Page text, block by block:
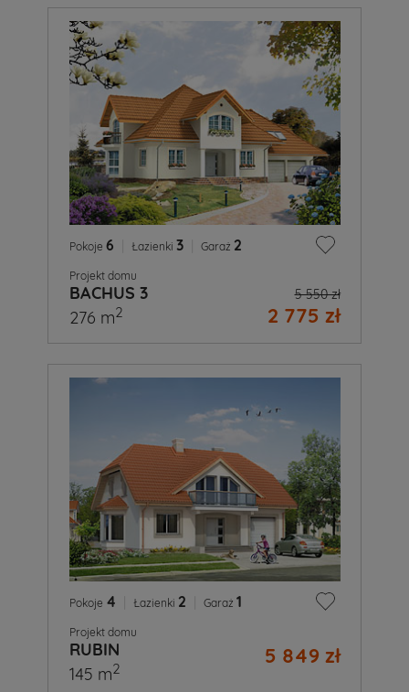
Pokoje 6 Łazienki 3 Garaż 2
Projekt domu
BACHUS 3 5 550 zł
2 775 zł
276 m2
Pokoje 4 Łazienki 2 Garaż 1
Projekt domu
RUBIN 5 849 zł
145 m2